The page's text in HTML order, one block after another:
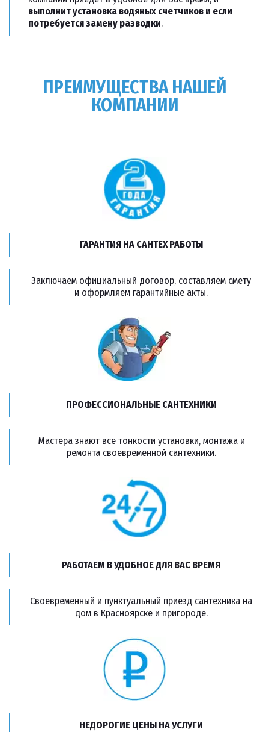
выполнит установка водяных счетчиков и если
потребуется замену разводки.
ПРЕИМУЩЕСТВА НАШЕЙ
КОМПАНИИ
ГАРАНТИЯ НА САНТЕХ РАБОТЫ
Заключаем официальный договор, составляем смету
и оформляем гарантийные акты.
ПРОФЕССИОНАЛЬНЫЕ САНТЕХНИКИ
Мастера знают все тонкости установки, монтажа и
ремонта своевременной сантехники.
РАБОТАЕМ В УДОБНОЕ ДЛЯ ВАС ВРЕМЯ
Своевременный и пунктуальный приезд сантехника на
дом в Красноярске и пригороде.
НЕДОРОГИЕ ЦЕНЫ НА УСЛУГИ